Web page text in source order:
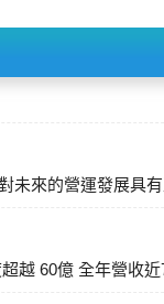
未來的營運發展具
越 60億 全年營收近